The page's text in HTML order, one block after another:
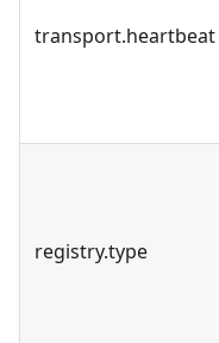
transport.heartbeat
registry.type